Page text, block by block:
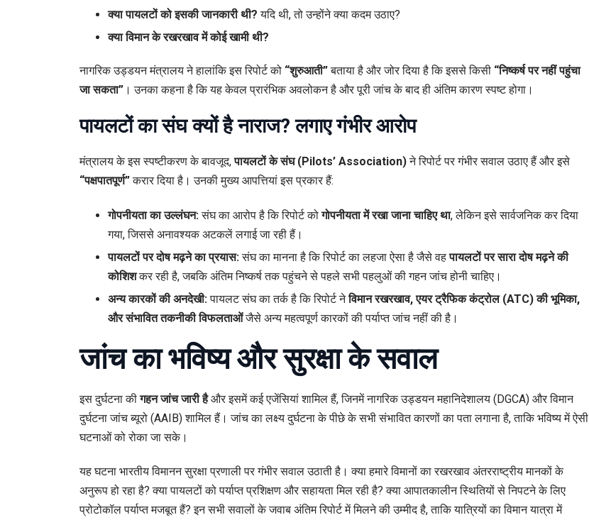
क्या पायलटों को इसकी जानकारी थी? यदि थी, तो उन्होंने क्या कदम उठाए?
क्या विमान के रखरखाव में कोई खामी थी?
नागरिक उड्डयन मंत्रालय ने हालांकि इस रिपोर्ट को “शुरुआती”बताया है और जोर दिया है कि इससे किसी “निष्कर्ष पर नहीं पहुंचा
जा सकता” । उनका कहना है कि यह केवल प्रारंभिक अवलोकन है और पूरी जांच के बाद ही अंतिम कारण स्पष्ट होगा।
पायलटों का संघ क्यों है नाराज? लगाए गंभीर आरोप
मंत्रालय के इस स्पष्टीकरण के बावजूद,पायलटों के संघ (Pilots’ Association)ने रिपोर्ट पर गंभीर सवाल उठाए हैं और इसे
“पक्षपातपूर्ण”करार दिया है। उनकी मुख्य आपत्तियां इस प्रकार हैं:
गोपनीयता का उल्लंघन:संघ का आरोप है कि रिपोर्ट कोगोपनीयता में रखा जाना चाहिए था, लेकिन इसे सार्वजनिक कर दिया
गया, जिससे अनावश्यक अटकलें लगाई जा रही हैं।
पायलटों पर दोष मढ़ने का प्रयास:संघ का मानना है कि रिपोर्ट का लहजा ऐसा है जैसे वहपायलटों पर सारा दोष मढ़ने की
कोशिशकर रही है, जबकि अंतिम निष्कर्ष तक पहुंचने से पहले सभी पहलुओं की गहन जांच होनी चाहिए।
अन्य कारकों की अनदेखी:पायलट संघ का तर्क है कि रिपोर्ट नेविमान रखरखाव, एयर ट्रैफिक कंट्रोल (ATC) की भूमिका,
और संभावित तकनीकी विफलताओंजैसे अन्य महत्वपूर्ण कारकों की पर्याप्त जांच नहीं की है।
जांच का भविष्य और सुरक्षा के सवाल
इस दुर्घटना कीगहन जांच जारी हैऔर इसमें कई एजेंसियां शामिल हैं, जिनमें नागरिक उड्डयन महानिदेशालय (DGCA) और विमान
दुर्घटना जांच ब्यूरो (AAIB) शामिल हैं। जांच का लक्ष्य दुर्घटना के पीछे के सभी संभावित कारणों का पता लगाना है, ताकि भविष्य में ऐसी
घटनाओं को रोका जा सके।
यह घटना भारतीय विमानन सुरक्षा प्रणाली पर गंभीर सवाल उठाती है। क्या हमारे विमानों का रखरखाव अंतरराष्ट्रीय मानकों के
अनुरूप हो रहा है? क्या पायलटों को पर्याप्त प्रशिक्षण और सहायता मिल रही है? क्या आपातकालीन स्थितियों से निपटने के लिए
प्रोटोकॉल पर्याप्त मजबूत हैं? इन सभी सवालों के जवाब अंतिम रिपोर्ट में मिलने की उम्मीद है, ताकि यात्रियों का विमान यात्रा में